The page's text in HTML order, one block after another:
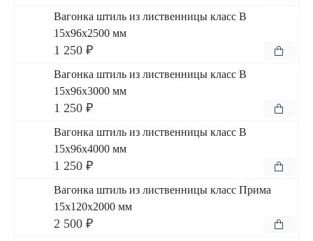
Вагонка штиль из лиственницы класс В
15x96x2500 мм
1 250 ₽
Вагонка штиль из лиственницы класс В
15x96x3000 мм
1 250 ₽
Вагонка штиль из лиственницы класс В
15x96x4000 мм
1 250 ₽
Вагонка штиль из лиственницы класс Прима
15x120x2000 мм
2 500 ₽